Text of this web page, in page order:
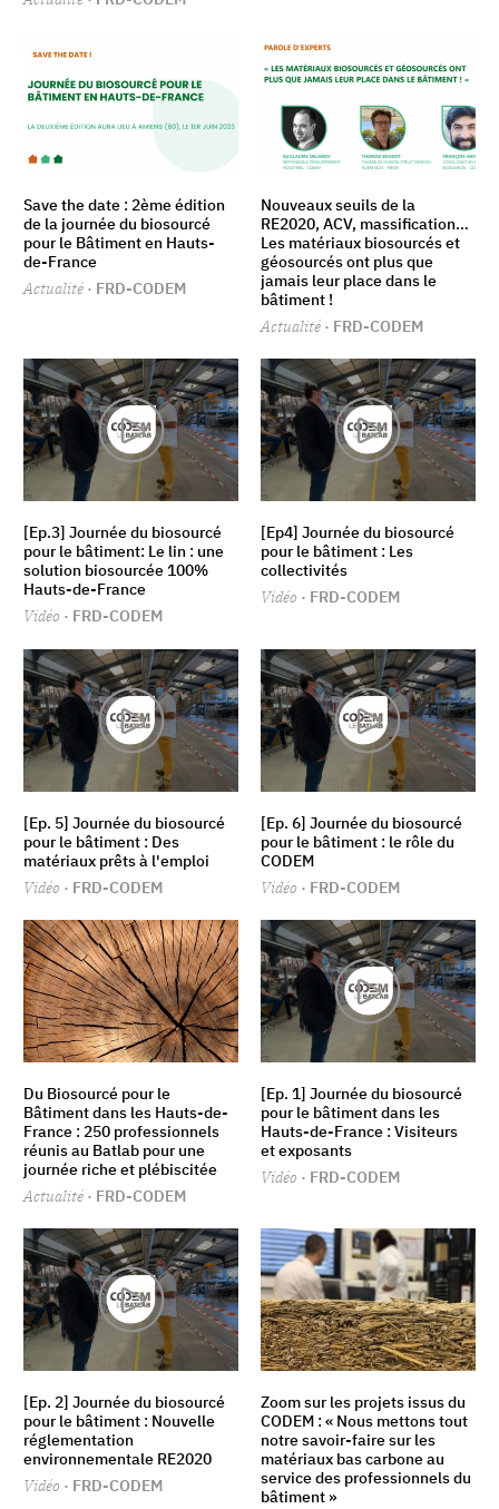
Save the date : 2ème édition
de la journée du biosourcé
pour le Bâtiment en Hauts-
de-France
Actualité · FRD-CODEM
Nouveaux seuils de la
RE2020, ACV, massification…
Les matériaux biosourcés et
géosourcés ont plus que
jamais leur place dans le
bâtiment !
Actualité · FRD-CODEM
[Ep.3] Journée du biosourcé
pour le bâtiment: Le lin : une
solution biosourcée 100%
Hauts-de-France
Vidéo · FRD-CODEM
[Ep4] Journée du biosourcé
pour le bâtiment : Les
collectivités
Vidéo · FRD-CODEM
[Ep. 5] Journée du biosourcé
pour le bâtiment : Des
matériaux prêts à l'emploi
Vidéo · FRD-CODEM
[Ep. 6] Journée du biosourcé
pour le bâtiment : le rôle du
CODEM
Vidéo · FRD-CODEM
Du Biosourcé pour le
Bâtiment dans les Hauts-de-
France : 250 professionnels
réunis au Batlab pour une
journée riche et plébiscitée
Actualité · FRD-CODEM
[Ep. 1] Journée du biosourcé
pour le bâtiment dans les
Hauts-de-France : Visiteurs
et exposants
Vidéo · FRD-CODEM
[Ep. 2] Journée du biosourcé
pour le bâtiment : Nouvelle
réglementation
environnementale RE2020
Vidéo · FRD-CODEM
Zoom sur les projets issus du
CODEM : « Nous mettons tout
notre savoir-faire sur les
matériaux bas carbone au
service des professionnels du
bâtiment »